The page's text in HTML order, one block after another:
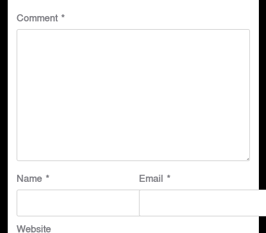
Comment *
Name * Email *
Website